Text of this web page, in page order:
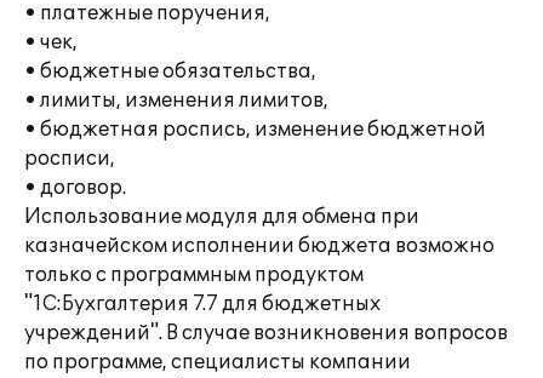
• платежные поручения,
• чек,
• бюджетные обязательства,
• лимиты, изменения лимитов,
• бюджетная роспись, изменение бюджетной
росписи,
• договор.
Использование модуля для обмена при
казначейском исполнении бюджета возможно
только с программным продуктом
"1С:Бухгалтерия 7.7 для бюджетных
учреждений". В случае возникновения вопросов
по программе, специалисты компании